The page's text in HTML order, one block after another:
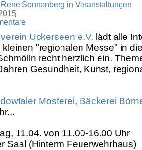
Rene Sonnenberg in Veranstaltungen
Uckerseen e.V. lädt alle
"regionalen Messe" in
recht herzlich ein.
Gesundheit, Kunst,
Mosterei, Bäckerei
11.04. von 11.00-16.00 Uhr
Saal (Hinterm Feuerwehrhaus)